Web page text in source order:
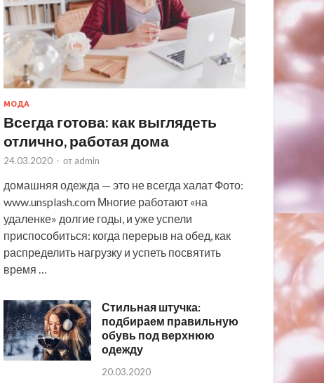
МОДА
Всегда готова: как выглядеть
отлично, работая дома
24.03.2020 - от admin
домашняя одежда — это не всегда халат Фото:
www.unsplash.com Многие работают «на
удаленке» долгие годы, и уже успели
приспособиться: когда перерыв на обед, как
распределить нагрузку и успеть посвятить
время …
Стильная штучка:
подбираем правильную
обувь под верхнюю
одежду
20.03.2020